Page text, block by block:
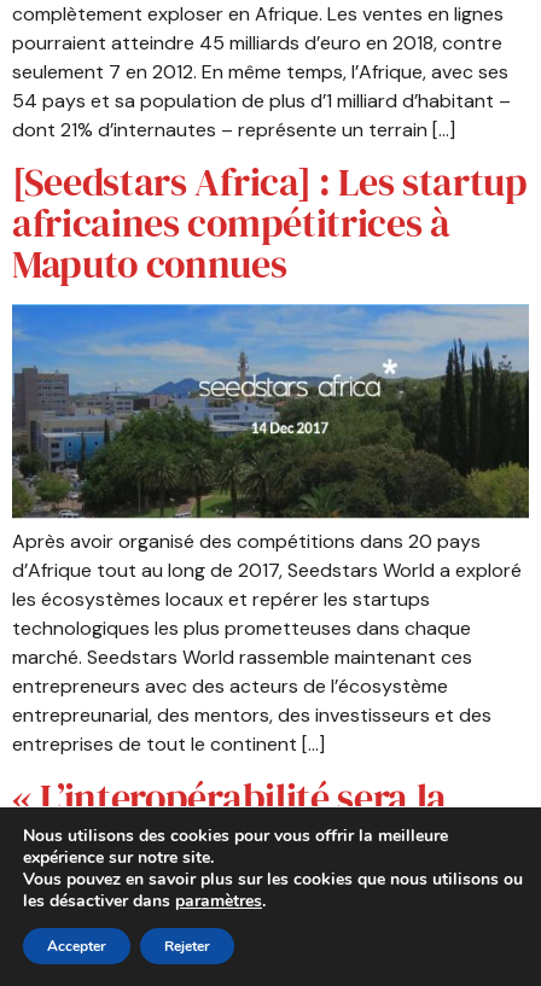
complètement exploser en Afrique. Les ventes en lignes
pourraient atteindre 45 milliards d’euro en 2018, contre
seulement 7 en 2012. En même temps, l’Afrique, avec ses
54 pays et sa population de plus d’1 milliard d’habitant –
dont 21% d’internautes – représente un terrain […]
[Seedstars Africa] : Les startup
africaines compétitrices à
Maputo connues
Après avoir organisé des compétitions dans 20 pays
d’Afrique tout au long de 2017, Seedstars World a exploré
les écosystèmes locaux et repérer les startups
technologiques les plus prometteuses dans chaque
marché. Seedstars World rassemble maintenant ces
entrepreneurs avec des acteurs de l’écosystème
entrepreunarial, des mentors, des investisseurs et des
entreprises de tout le continent […]
« L’interopérabilité sera la
prochaine grande évolution
des services de mobile money
»
Nous utilisons des cookies pour vous offrir la meilleure
expérience sur notre site.
Vous pouvez en savoir plus sur les cookies que nous utilisons ou
les désactiver dans paramètres.
Accepter Rejeter